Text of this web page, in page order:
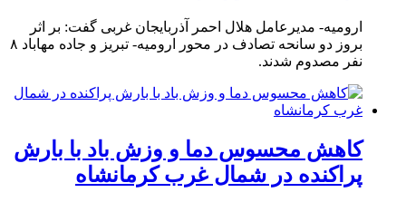
ارومیه- مدیرعامل هلال احمر آذربایجان غربی گفت: بر اثر
بروز دو سانحه تصادف در محور ارومیه- تبریز و جاده مهاباد ۸
نفر مصدوم شدند.
کاهش محسوس دما و وزش باد با بارش
پراکنده در شمال غرب کرمانشاه